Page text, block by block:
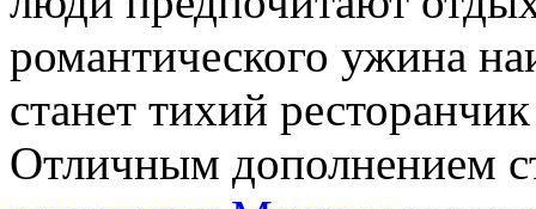
романтического ужина
станет тихий
Отличным дополнением